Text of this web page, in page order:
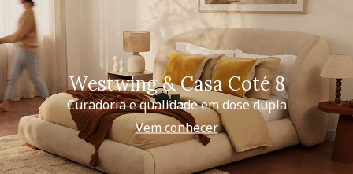
Westwing & Casa Coté 8
Curadoria e qualidade em dose dupla
Vem conhecer